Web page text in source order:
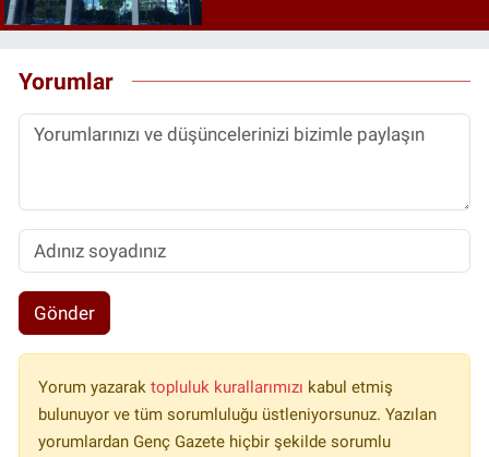
Yorumlar
Gönder
Yorum yazarak topluluk kurallarımızı kabul etmiş
bulunuyor ve tüm sorumluluğu üstleniyorsunuz. Yazılan
yorumlardan Genç Gazete hiçbir şekilde sorumlu